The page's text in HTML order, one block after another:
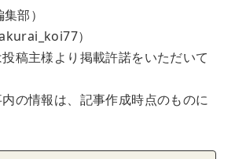
部）
）
稿主様より掲載許諾をいただいて
の情報は、記事作成時点のものに